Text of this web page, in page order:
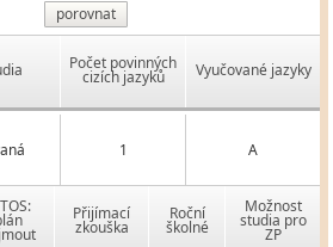
porovnat
Počet povinných
cizích jazyků Vyučované jazyky
1 A
Přijímací
zkouška
Roční
školné
Možnost
studia pro
ZP